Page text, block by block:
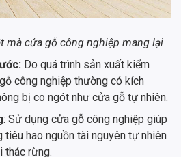
mà cửa gỗ công nghiệp mang lại
Do quá trình sản xuất kiểm
công nghiệp thường có kích
bị co ngót như cửa gỗ tự nhiên.
: Sử dụng cửa gỗ công nghiệp giúp
tiêu hao nguồn tài nguyên tự nhiên
thác rừng.